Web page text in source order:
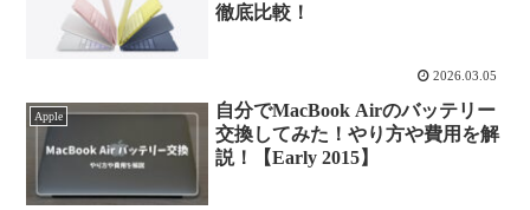
徹底比較！
2026.03.05
Apple
自分でMacBook Airのバッテリー
交換してみた！やり方や費用を解
説！【Early 2015】